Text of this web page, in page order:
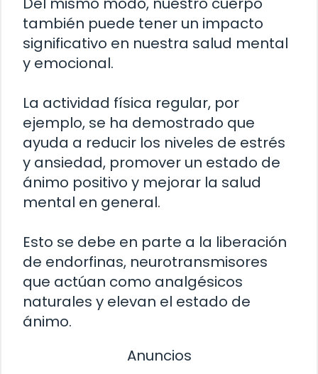
también puede tener un impacto
significativo en nuestra salud mental
y emocional.
La actividad física regular, por
ejemplo, se ha demostrado que
ayuda a reducir los niveles de estrés
y ansiedad, promover un estado de
ánimo positivo y mejorar la salud
mental en general.
Esto se debe en parte a la liberación
de endorfinas, neurotransmisores
que actúan como analgésicos
naturales y elevan el estado de
ánimo.
Anuncios